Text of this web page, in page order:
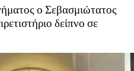
ο Σεβασμιώτατος
δείπνο σε